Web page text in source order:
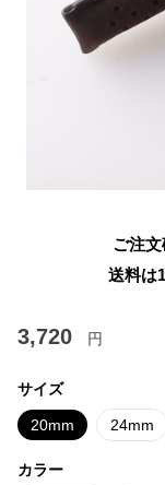
ご注
送料は
3,720 円
サイズ
20mm 24mm
カラー